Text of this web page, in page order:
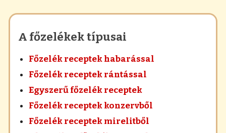
A főzelékek típusai
Főzelék receptek habarással
Főzelék receptek rántással
Egyszerű főzelék receptek
Főzelék receptek konzervből
Főzelék receptek mirelitből